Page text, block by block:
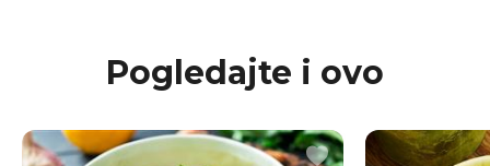
Pogledajte i ovo